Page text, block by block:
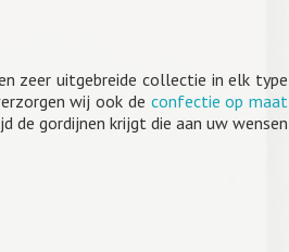
zeer uitgebreide collectie in elk type
wij ook de confectie op maat
de gordijnen krijgt die aan uw wensen